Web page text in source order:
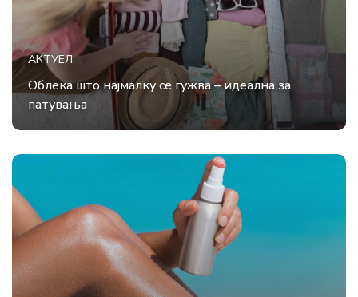
АКТУЕЛ
Облека што најмалку се гужва – идеална за
патувања